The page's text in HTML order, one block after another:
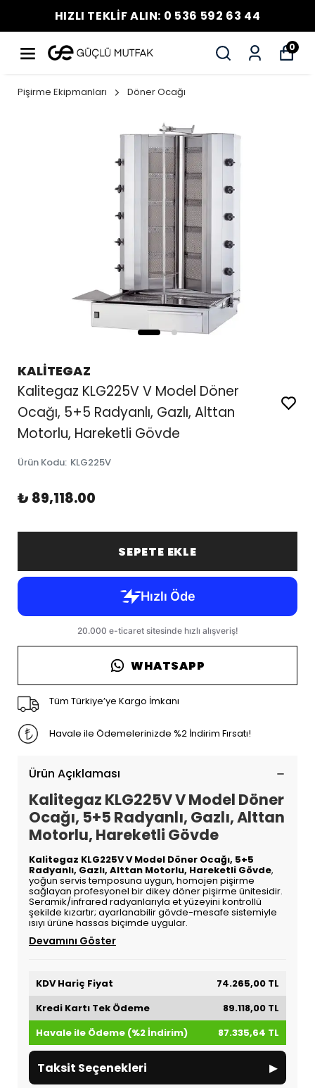
HIZLI TEKLİF ALIN: 0 536 592 63 44
0
Pişirme Ekipmanları Döner Ocağı
KALİTEGAZ
Kalitegaz KLG225V V Model Döner
Ocağı, 5+5 Radyanlı, Gazlı, Alttan
Motorlu, Hareketli Gövde
Ürün Kodu: KLG225V
₺ 89,118.00
SEPETE EKLE
WHATSAPP
Tüm Türkiye’ye Kargo İmkanı
Havale ile Ödemelerinizde %2 İndirim Fırsatı!
Ürün Açıklaması
Kalitegaz KLG225V V Model Döner
Ocağı, 5+5 Radyanlı, Gazlı, Alttan
Motorlu, Hareketli Gövde
Kalitegaz KLG225V V Model Döner Ocağı, 5+5
Radyanlı, Gazlı, Alttan Motorlu, Hareketli Gövde,
yoğun servis temposuna uygun, homojen pişirme
sağlayan profesyonel bir dikey döner pişirme ünitesidir.
Seramik/infrared radyanlarıyla et yüzeyini kontrollü
şekilde kızartır; ayarlanabilir gövde-mesafe sistemiyle
ısıyı ürüne hassas biçimde uygular.
Devamını Göster
KDV Hariç Fiyat
74.265,00 TL
Kredi Kartı Tek Ödeme
89.118,00 TL
Havale ile Ödeme (%2 İndirim)
87.335,64 TL
Taksit Seçenekleri ▸